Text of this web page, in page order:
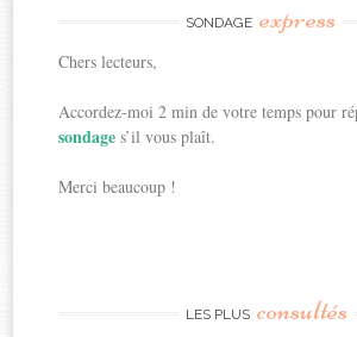
SONDAGE express
Chers lecteurs,
Accordez-moi 2 min de votre temps pour
sondages’il vous plaît.
Merci beaucoup !
LES PLUS consultés